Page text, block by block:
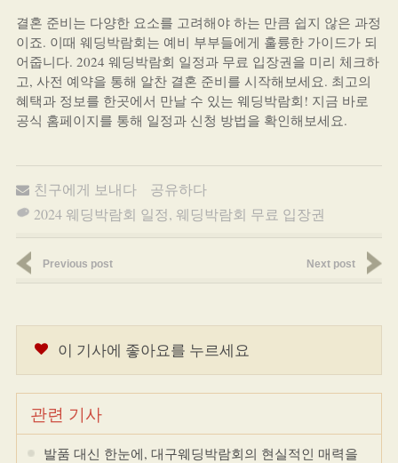
결혼 준비는 다양한 요소를 고려해야 하는 만큼 쉽지 않은 과정
이죠. 이때 웨딩박람회는 예비 부부들에게 훌륭한 가이드가 되
어줍니다. 2024 웨딩박람회 일정과 무료 입장권을 미리 체크하
고, 사전 예약을 통해 알찬 결혼 준비를 시작해보세요. 최고의
혜택과 정보를 한곳에서 만날 수 있는 웨딩박람회! 지금 바로
공식 홈페이지를 통해 일정과 신청 방법을 확인해보세요.
친구에게 보내다
공유하다
2024 웨딩박람회 일정, 웨딩박람회 무료 입장권
Previous post Next post
이 기사에 좋아요를 누르세요
관련 기사
발품 대신 한눈에, 대구웨딩박람회의 현실적인 매력을